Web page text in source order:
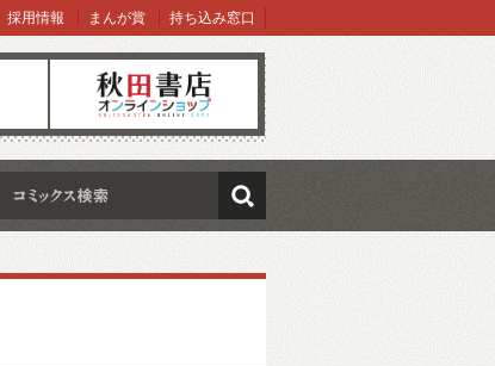
オンラインショップ
採用情報 まんが賞 持ち込み窓口
検索